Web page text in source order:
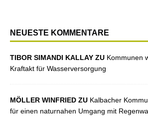
NEUESTE KOMMENTARE
TIBOR SIMANDI KALLAY ZU Kommunen
Kraftakt für Wasserversorgung
MÖLLER WINFRIED ZU Kalbacher
für einen naturnahen Umgang mit